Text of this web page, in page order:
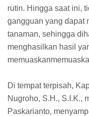
rutin. Hingga saat ini,
gangguan yang dapat
tanaman, sehingga
menghasilkan hasil
Di tempat terpisah,
Nugroho, S.H., S.I.K.,
Paskarianto,